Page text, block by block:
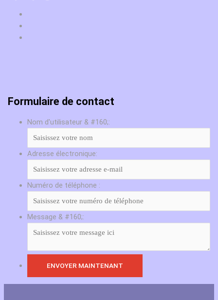
Formulaire de contact
Nom d'utilisateur & #160;:
Adresse électronique:
Numéro de téléphone :
Message & #160;: